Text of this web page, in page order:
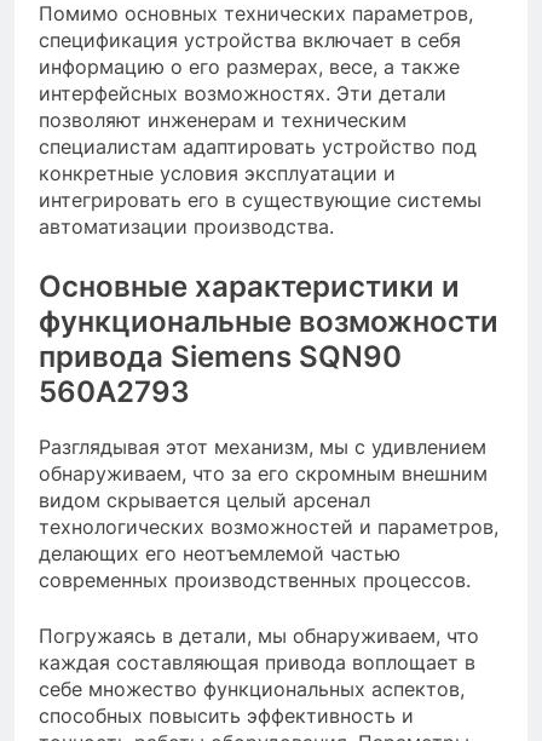
Помимо основных технических параметров,
спецификация устройства включает в себя
информацию о его размерах, весе, а также
интерфейсных возможностях. Эти детали
позволяют инженерам и техническим
специалистам адаптировать устройство под
конкретные условия эксплуатации и
интегрировать его в существующие системы
автоматизации производства.
Основные характеристики и
функциональные возможности
привода Siemens SQN90
560A2793
Разглядывая этот механизм, мы с удивлением
обнаруживаем, что за его скромным внешним
видом скрывается целый арсенал
технологических возможностей и параметров,
делающих его неотъемлемой частью
современных производственных процессов.
Погружаясь в детали, мы обнаруживаем, что
каждая составляющая привода воплощает в
себе множество функциональных аспектов,
способных повысить эффективность и